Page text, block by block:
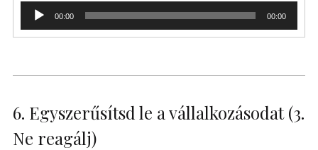
Audió
lejátszó00:00 00:00
6. Egyszerűsítsd le a vállalkozásodat (3.
Ne reagálj)